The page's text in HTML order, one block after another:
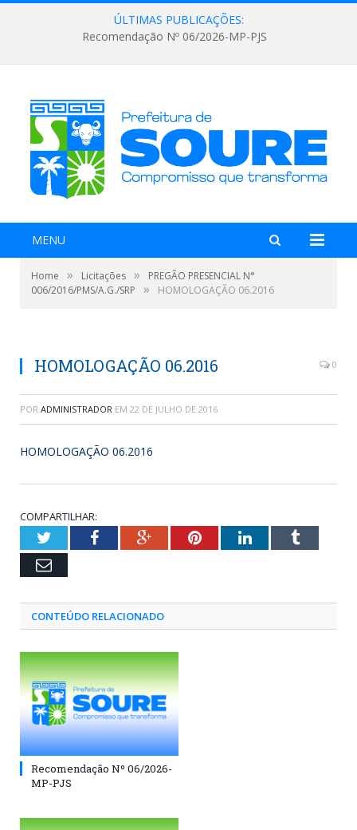
ÚLTIMAS PUBLICAÇÕES:
Recomendação Nº 06/2026-MP-PJS
MENU
Home » Licitações »
PREGÃO PRESENCIAL N°
006/2016/PMS/A.G./SRP
» HOMOLOGAÇÃO 06.2016
HOMOLOGAÇÃO 06.2016 0
POR ADMINISTRADOR EM 22 DE JULHO DE 2016
HOMOLOGAÇÃO 06.2016
COMPARTILHAR:
TwitterFacebookGoogle+PinterestLinkedInTumblr
Email
CONTEÚDO RELACIONADO
Recomendação Nº 06/2026-
MP-PJS